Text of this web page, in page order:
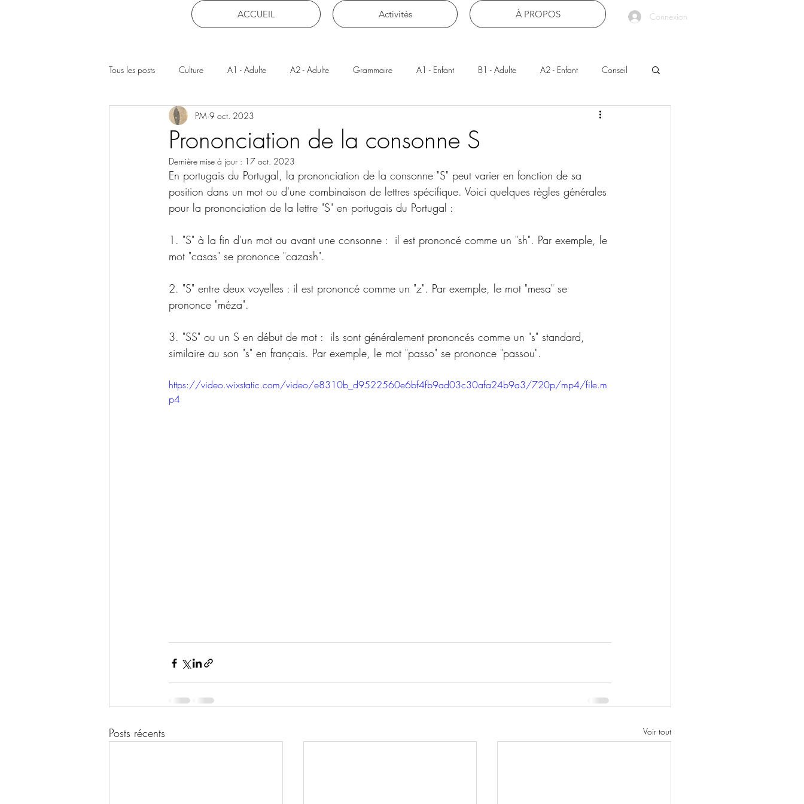
ACCUEIL Activités À PROPOS Connexion
Tous les posts Culture A1 - Adulte A2 - Adulte Grammaire A1 - Enfant B1 - Adulte A2 - Enfant Conseil
Prononciation de la consonne S
PM 9 oct. 2023
Dernière mise à jour : 17 oct. 2023
En portugais du Portugal, la prononciation de la consonne "S" peut varier en fonction de sa
position dans un mot ou d'une combinaison de lettres spécifique. Voici quelques règles générales
pour la prononciation de la lettre "S" en portugais du Portugal :
1. "S" à la fin d'un mot ou avant une consonne :  il est prononcé comme un "sh". Par exemple, le
mot "casas" se prononce "cazash".
2. "S" entre deux voyelles : il est prononcé comme un "z". Par exemple, le mot "mesa" se
prononce "méza".
3. "SS" ou un S en début de mot :  ils sont généralement prononcés comme un "s" standard,
similaire au son "s" en français. Par exemple, le mot "passo" se prononce "passou".
https://video.wixstatic.com/video/e8310b_d9522560e6bf4fb9ad03c30afa24b9a3/720p/mp4/file.m
p4
Posts récents Voir tout